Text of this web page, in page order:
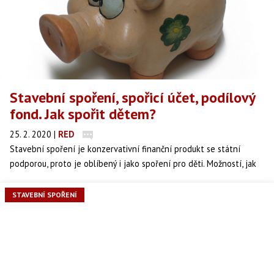
Stavební spoření, spořicí účet, podílový
fond. Jak spořit dětem?
25. 2. 2020 | RED
Stavební spoření je konzervativní finanční produkt se státní
podporou, proto je oblíbený i jako spoření pro děti. Možností, jak
záležitostech je však víc.
STAVEBNÍ SPOŘENÍ